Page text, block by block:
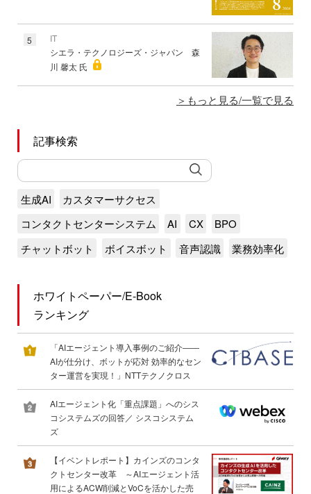
5
IT
シエラ・テクノロジーズ・ジャパン 森
川 馨太 氏
もっと見る/一覧で見る
記事検索
生成AI
カスタマーサクセス
コンタクトセンターシステム
AI CX
BPO
チャットボット
ボイスボット 音声認識 業務効率化
ホワイトペーパー/E-Book
ランキング
「AIエージェント導入事例のご紹介――
AIが仕分け、ボットが応対 効率的なセン
ター運営を実現！」NTTテクノクロス
AIエージェント化「重点課題」へのシス
コシステムズの回答／ シスコシステム
ズ
【イベントレポート】カインズのコンタ
クトセンター改革 ～AIエージェント活
用によるACW削減とVoCを活かした売